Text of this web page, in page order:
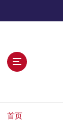
首页